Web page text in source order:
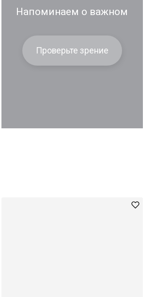
Напоминаем о важном
Проверьте зрение